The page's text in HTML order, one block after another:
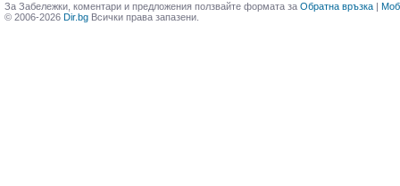
За Забележки, коментари и предложения ползвайте формата за Обратна връзка |
© 2006-2026 Dir.bg Всички права запазени.